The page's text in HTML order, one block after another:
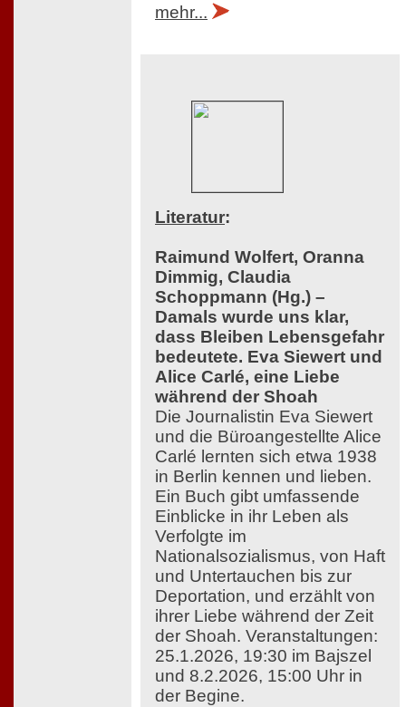
mehr...
Literatur:
Raimund Wolfert, Oranna
Dimmig, Claudia
Schoppmann (Hg.) –
Damals wurde uns klar,
dass Bleiben Lebensgefahr
bedeutete. Eva Siewert und
Alice Carlé, eine Liebe
während der Shoah
Die Journalistin Eva Siewert
und die Büroangestellte Alice
Carlé lernten sich etwa 1938
in Berlin kennen und lieben.
Ein Buch gibt umfassende
Einblicke in ihr Leben als
Verfolgte im
Nationalsozialismus, von Haft
und Untertauchen bis zur
Deportation, und erzählt von
ihrer Liebe während der Zeit
der Shoah. Veranstaltungen:
25.1.2026, 19:30 im Bajszel
und 8.2.2026, 15:00 Uhr in
der Begine.